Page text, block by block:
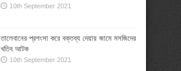
10th September 2021
তালেবানের প্রশংসা করে বক্তব্য দেয়ায় জামে মসজিদের
খতিব আটক
10th September 2021